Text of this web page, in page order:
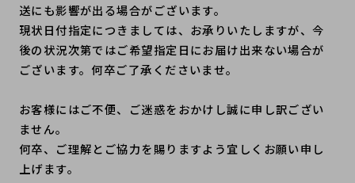
送にも影響が出る場合がございます。
現状日付指定につきましては、お承りいたしますが、今
後の状況次第ではご希望指定日にお届け出来ない場合が
ございます。何卒ご了承くださいませ。
お客様にはご不便、ご迷惑をおかけし誠に申し訳ござい
ません。
何卒、ご理解とご協力を賜りますよう宜しくお願い申し
上げます。